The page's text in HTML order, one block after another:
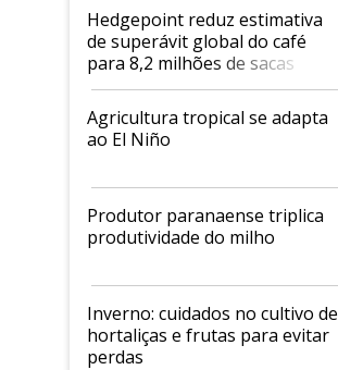
Hedgepoint reduz estimativa
de superávit global do café
para 8,2 milhões de sacas
Agricultura tropical se adapta
ao El Niño
Produtor paranaense triplica
produtividade do milho
Inverno: cuidados no cultivo de
hortaliças e frutas para evitar
perdas